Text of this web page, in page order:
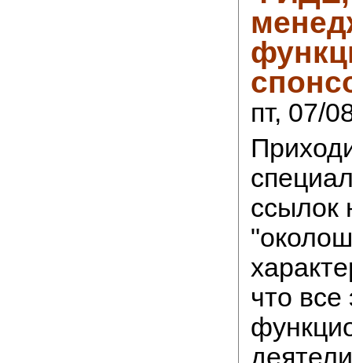
пт, 07/
ссылок
что